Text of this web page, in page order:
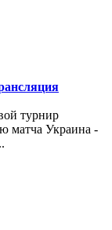
турнир
матча Украина -